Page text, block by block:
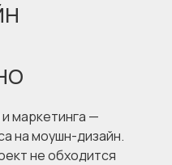
маркетинга —
на моушн-дизайн.
не обходится